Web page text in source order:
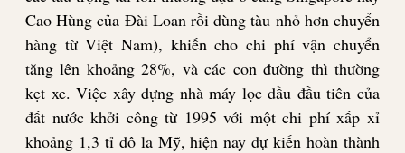
Cao Hùng của Đài Loan rồi dùng tàu nhỏ hơn chuyển
hàng từ Việt Nam), khiến cho chi phí vận chuyển
tăng lên khoảng 28%, và các con đường thì thường
kẹt xe. Việc xây dựng nhà máy lọc dầu đầu tiên của
đất nước khởi công từ 1995 với một chi phí xấp xỉ
khoảng 1,3 tỉ đô la Mỹ, hiện nay dự kiến hoàn thành